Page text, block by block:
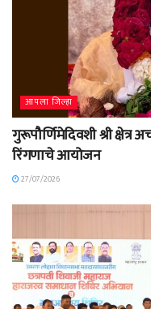
आपला जिल्हा
गुरूपौर्णिमेदिवशी श्री
रिंगणाचे आयोजन
27/07/2026